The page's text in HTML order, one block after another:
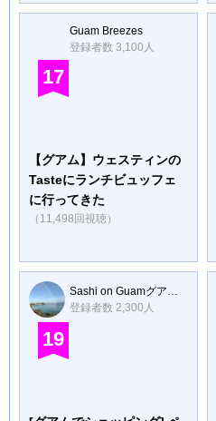
Guam Breezes
登録者数 3,100人
17
【グアム】ウェスティンの
Tasteにランチビュッフェ
に行ってきた
（11,498回視聴）
Sashi on Guamグアムのサシ
登録者数 2,300人
19